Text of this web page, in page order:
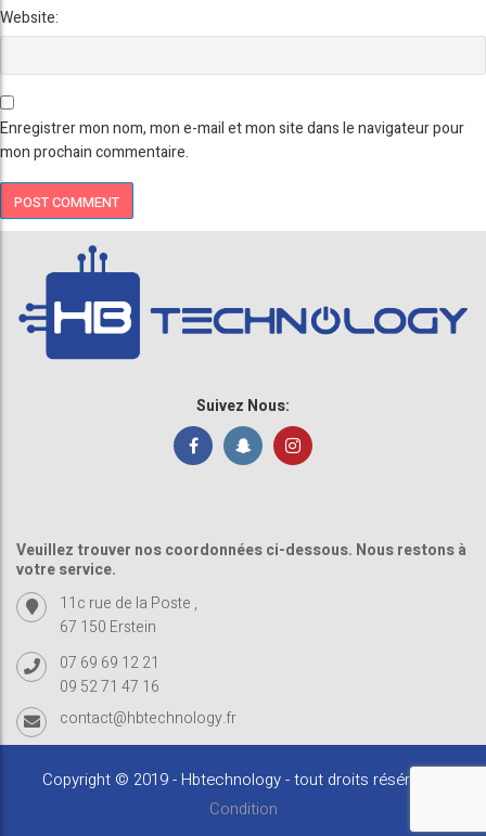
Website:
Enregistrer mon nom, mon e-mail et mon site dans le navigateur pour
mon prochain commentaire.
Suivez Nous:
Veuillez trouver nos coordonnées ci-dessous. Nous restons à
votre service.
11c rue de la Poste ,
67 150 Erstein
07 69 69 12 21
09 52 71 47 16
contact@hbtechnology.fr
Copyright © 2019 - Hbtechnology - tout droits résérvés -
Condition